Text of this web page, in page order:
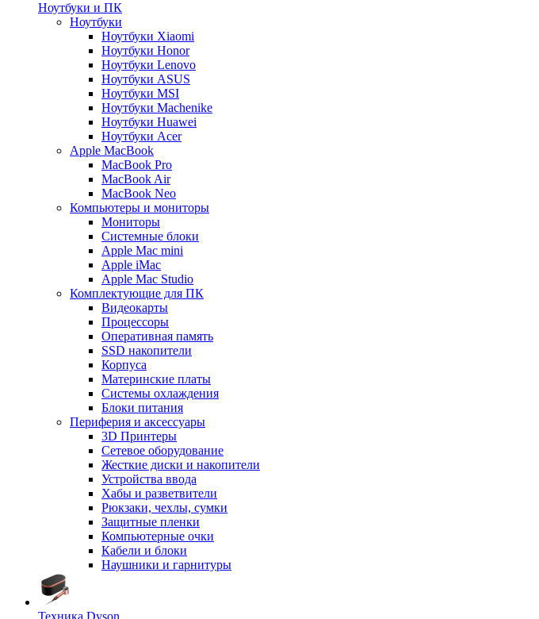
Ноутбуки и ПК
Ноутбуки
Ноутбуки Xiaomi
Ноутбуки Honor
Ноутбуки Lenovo
Ноутбуки ASUS
Ноутбуки MSI
Ноутбуки Machenike
Ноутбуки Huawei
Ноутбуки Acer
Apple MacBook
MacBook Pro
MacBook Air
MacBook Neo
Компьютеры и мониторы
Мониторы
Системные блоки
Apple Mac mini
Apple iMac
Apple Mac Studio
Комплектующие для ПК
Видеокарты
Процессоры
Оперативная память
SSD накопители
Корпуса
Материнские платы
Системы охлаждения
Блоки питания
Периферия и аксессуары
3D Принтеры
Сетевое оборудование
Жесткие диски и накопители
Устройства ввода
Хабы и разветвители
Рюкзаки, чехлы, сумки
Защитные пленки
Компьютерные очки
Кабели и блоки
Наушники и гарнитуры
Техника Dyson